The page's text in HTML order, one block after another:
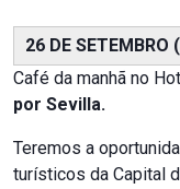
26 DE SETEMBRO
Café da manhã no
por Sevilla.
Teremos a
turísticos da Capital